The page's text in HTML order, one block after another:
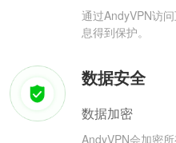
通过AndyVPN访
息得到保护。
数据安全
数据加密
AndyVPN会加密